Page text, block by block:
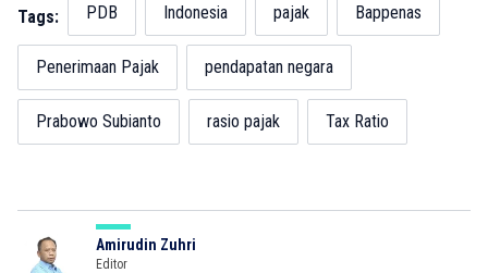
Tags: PDB Indonesia pajak Bappenas
Penerimaan Pajak pendapatan negara
Prabowo Subianto rasio pajak Tax Ratio
Amirudin Zuhri
Editor